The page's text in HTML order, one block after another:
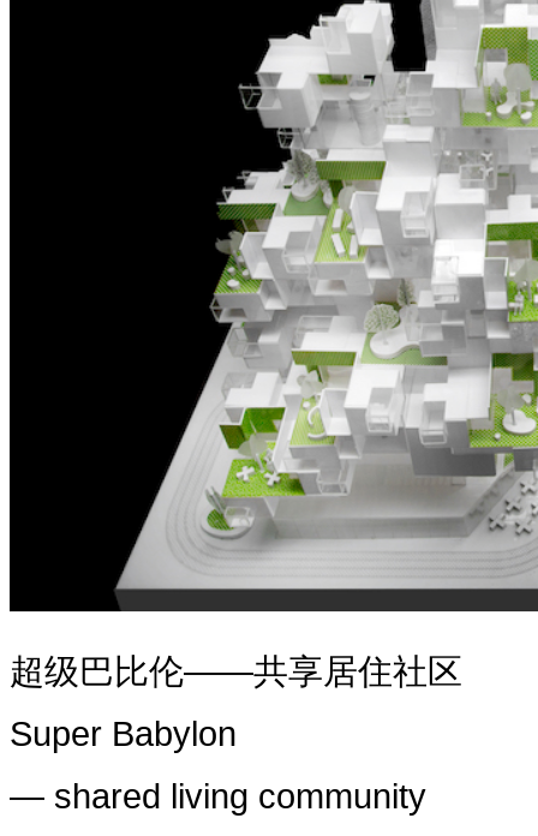
超级巴比伦——共享居住社区
Super Babylon
— shared living community